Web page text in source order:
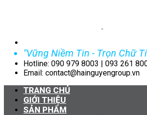
"Vững Niềm Tin - Trọn Chữ
Hotline: 090 979 8003 | 093 261
Email: contact@hainguyengroup.vn
TRANG CHỦ
GIỚI THIỆU
SẢN PHẨM